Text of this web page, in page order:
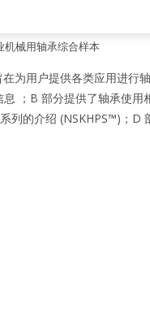
机械用轴承综合样本
用户提供各类应用进行轴
；B 部分提供了轴承使用
列的介绍 (NSKHPS™)；D